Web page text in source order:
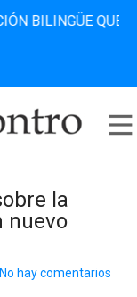
QUE
la
nuevo
No hay comentarios